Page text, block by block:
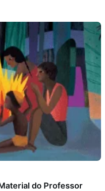
do Professor